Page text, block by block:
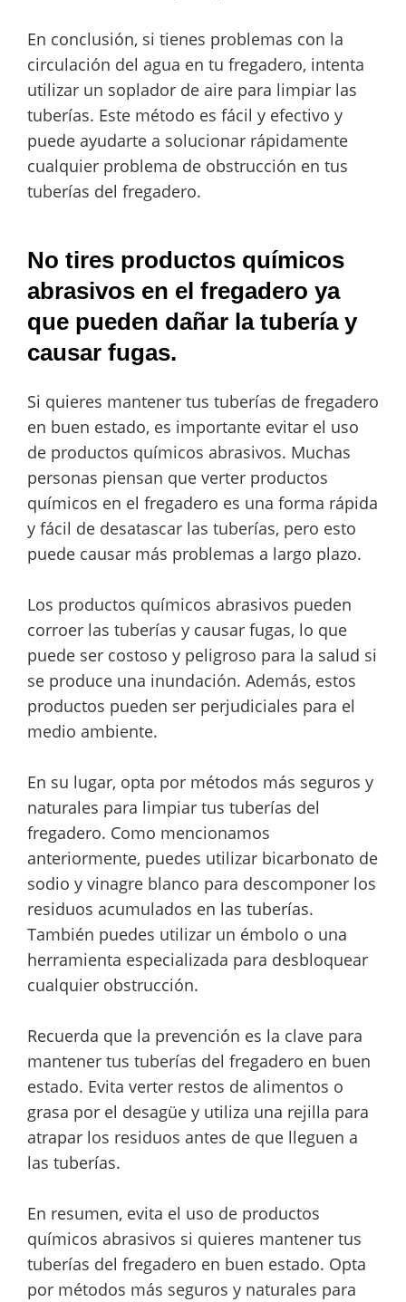
En conclusión, si tienes problemas con la
circulación del agua en tu fregadero, intenta
utilizar un soplador de aire para limpiar las
tuberías. Este método es fácil y efectivo y
puede ayudarte a solucionar rápidamente
cualquier problema de obstrucción en tus
tuberías del fregadero.
No tires productos químicos
abrasivos en el fregadero ya
que pueden dañar la tubería y
causar fugas.
Si quieres mantener tus tuberías de fregadero
en buen estado, es importante evitar el uso
de productos químicos abrasivos. Muchas
personas piensan que verter productos
químicos en el fregadero es una forma rápida
y fácil de desatascar las tuberías, pero esto
puede causar más problemas a largo plazo.
Los productos químicos abrasivos pueden
corroer las tuberías y causar fugas, lo que
puede ser costoso y peligroso para la salud si
se produce una inundación. Además, estos
productos pueden ser perjudiciales para el
medio ambiente.
En su lugar, opta por métodos más seguros y
naturales para limpiar tus tuberías del
fregadero. Como mencionamos
anteriormente, puedes utilizar bicarbonato de
sodio y vinagre blanco para descomponer los
residuos acumulados en las tuberías.
También puedes utilizar un émbolo o una
herramienta especializada para desbloquear
cualquier obstrucción.
Recuerda que la prevención es la clave para
mantener tus tuberías del fregadero en buen
estado. Evita verter restos de alimentos o
grasa por el desagüe y utiliza una rejilla para
atrapar los residuos antes de que lleguen a
las tuberías.
En resumen, evita el uso de productos
químicos abrasivos si quieres mantener tus
tuberías del fregadero en buen estado. Opta
por métodos más seguros y naturales para